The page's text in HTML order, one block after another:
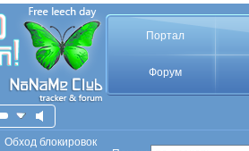
Портал
Форум
Обход блокировок